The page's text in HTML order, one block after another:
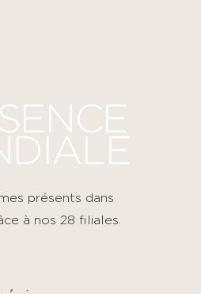
présents dans
à nos 28 filiales.